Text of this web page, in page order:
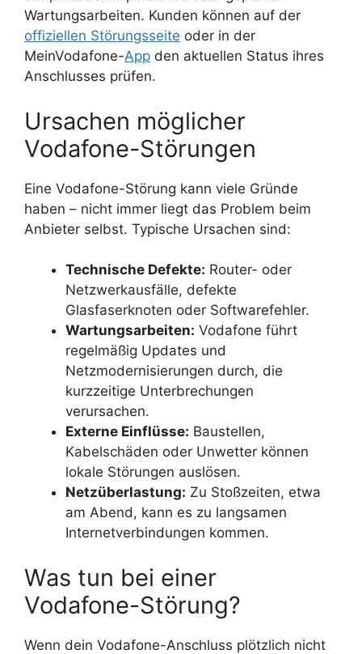
Wartungsarbeiten. Kunden können auf der
offiziellen Störungsseite oder in der
MeinVodafone-App den aktuellen Status ihres
Anschlusses prüfen.
Ursachen möglicher
Vodafone-Störungen
Eine Vodafone-Störung kann viele Gründe
haben – nicht immer liegt das Problem beim
Anbieter selbst. Typische Ursachen sind:
Technische Defekte: Router- oder
Netzwerkausfälle, defekte
Glasfaserknoten oder Softwarefehler.
Wartungsarbeiten: Vodafone führt
regelmäßig Updates und
Netzmodernisierungen durch, die
kurzzeitige Unterbrechungen
verursachen.
Externe Einflüsse: Baustellen,
Kabelschäden oder Unwetter können
lokale Störungen auslösen.
Netzüberlastung: Zu Stoßzeiten, etwa
am Abend, kann es zu langsamen
Internetverbindungen kommen.
Was tun bei einer
Vodafone-Störung?
Wenn dein Vodafone-Anschluss plötzlich nicht